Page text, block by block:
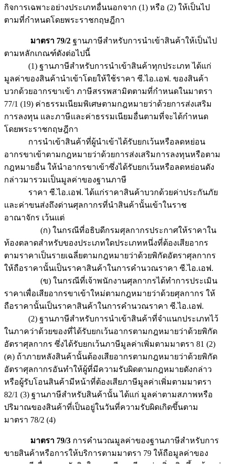
กิจการเฉพาะอย่างประเภทอื่นนอกจาก (1) หรือ (2) ให้เป็นไป
ตามที่กำหนดโดยพระราชกฤษฎีกา
มาตรา 79/2 ฐานภาษีสำหรับการนำเข้าสินค้าให้เป็นไป
ตามหลักเกณฑ์ดังต่อไปนี้
(1) ฐานภาษีสำหรับการนำเข้าสินค้าทุกประเภท ได้แก่
มูลค่าของสินค้านำเข้าโดยให้ใช้ราคา ซี.ไอ.เอฟ. ของสินค้า
บวกด้วยอากรขาเข้า ภาษีสรรพสามิตตามที่กำหนดในมาตรา
77/1 (19) ค่าธรรมเนียมพิเศษตามกฎหมายว่าด้วยการส่งเสริม
การลงทุน และภาษีและค่าธรรมเนียมอื่นตามที่จะได้กำหนด
โดยพระราชกฤษฎีกา
การนำเข้าสินค้าที่ผู้นำเข้าได้รับยกเว้นหรือลดหย่อน
อากรขาเข้าตามกฎหมายว่าด้วยการส่งเสริมการลงทุนหรือตาม
กฎหมายอื่น ให้นำอากรขาเข้าซึ่งได้รับยกเว้นหรือลดหย่อนดัง
กล่าวมารวมเป็นมูลค่าของฐานภาษี
ราคา ซี.ไอ.เอฟ. ได้แก่ราคาสินค้าบวกด้วยค่าประกันภัย
และค่าขนส่งถึงด่านศุลกากรที่นำสินค้านั้นเข้าในราช
อาณาจักร เว้นแต่
(ก) ในกรณีที่อธิบดีกรมศุลกากรประกาศให้ราคาใน
ท้องตลาดสำหรับของประเภทใดประเภทหนึ่งที่ต้องเสียอากร
ตามราคาเป็นรายเฉลี่ยตามกฎหมายว่าด้วยพิกัดอัตราศุลกากร
ให้ถือราคานั้นเป็นราคาสินค้าในการคำนวณราคา ซี.ไอ.เอฟ.
(ข) ในกรณีที่เจ้าพนักงานศุลกากรได้ทำการประเมิน
ราคาเพื่อเสียอากรขาเข้าใหม่ตามกฎหมายว่าด้วยศุลกากร ให้
ถือราคานั้นเป็นราคาสินค้าในการคำนวณราคา ซี.ไอ.เอฟ.
(2) ฐานภาษีสำหรับการนำเข้าสินค้าที่จำแนกประเภทไว้
ในภาคว่าด้วยของที่ได้รับยกเว้นอากรตามกฎหมายว่าด้วยพิกัด
อัตราศุลกากร ซึ่งได้รับยกเว้นภาษีมูลค่าเพิ่มตามมาตรา 81 (2)
(ค) ถ้าภายหลังสินค้านั้นต้องเสียอากรตามกฎหมายว่าด้วยพิกัด
อัตราศุลกากรอันทำให้ผู้ที่มีความรับผิดตามกฎหมายดังกล่าว
หรือผู้รับโอนสินค้ามีหน้าที่ต้องเสียภาษีมูลค่าเพิ่มตามมาตรา
82/1 (3) ฐานภาษีสำหรับสินค้านั้น ได้แก่ มูลค่าตามสภาพหรือ
ปริมาณของสินค้าที่เป็นอยู่ในวันที่ความรับผิดเกิดขึ้นตาม
มาตรา 78/2 (4)
มาตรา 79/3 การคำนวณมูลค่าของฐานภาษีสำหรับการ
ขายสินค้าหรือการให้บริการตามมาตรา 79 ให้ถือมูลค่าของ